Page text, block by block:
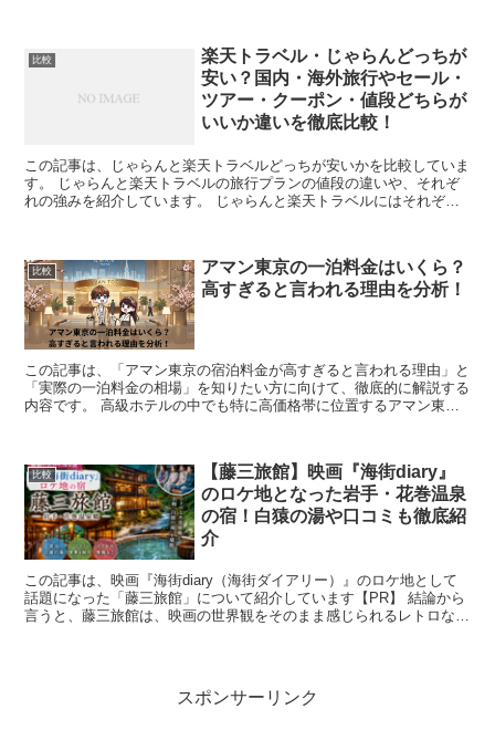
比較
楽天トラベル・じゃらんどっちが
安い？国内・海外旅行やセール・
ツアー・クーポン・値段どちらが
いいか違いを徹底比較！
この記事は、じゃらんと楽天トラベルどっちが安いかを比較していま
す。 じゃらんと楽天トラベルの旅行プランの値段の違いや、それぞ
れの強みを紹介しています。 じゃらんと楽天トラベルにはそれぞれ
比較
アマン東京の一泊料金はいくら？
高すぎると言われる理由を分析！
この記事は、「アマン東京の宿泊料金が高すぎると言われる理由」と
「実際の一泊料金の相場」を知りたい方に向けて、徹底的に解説する
内容です。 高級ホテルの中でも特に高価格帯に位置するアマン東京
比較
【藤三旅館】映画『海街diary』
のロケ地となった岩手・花巻温泉
の宿！白猿の湯や口コミも徹底紹
介
この記事は、映画『海街diary（海街ダイアリー）』のロケ地として
話題になった「藤三旅館」について紹介しています【PR】 結論から
言うと、藤三旅館は、映画の世界観をそのまま感じられるレトロな木
スポンサーリンク